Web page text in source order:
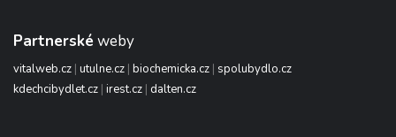
Partnerské weby
vitalweb.cz | utulne.cz | biochemicka.cz | spolubydlo.cz
kdechcibydlet.cz | irest.cz | dalten.cz